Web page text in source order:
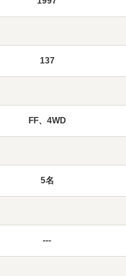
137
FF、4WD
5名
---